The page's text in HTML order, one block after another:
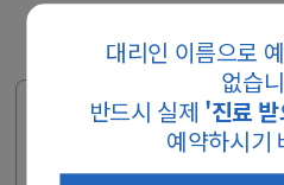
대리인 이름으로
없습
반드시 실제 '진료
예약하시기
온라
온라인 예약 가능한 일
센터로 연락주시면 예약